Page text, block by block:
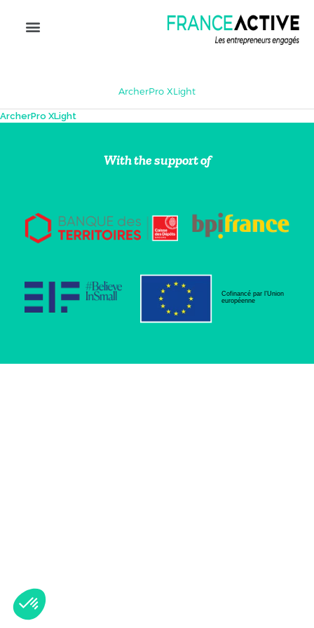
ArcherPro XLight
ArcherPro XLight
With the support of
Cofinancé par l’Union
européenne